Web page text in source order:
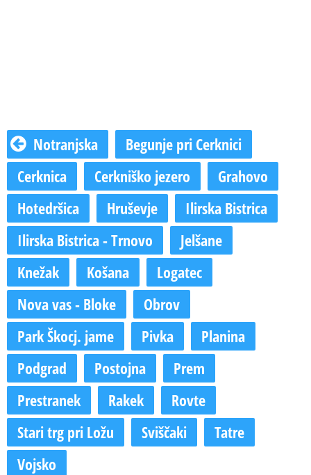
Notranjska
Begunje pri Cerknici
Cerknica
Cerkniško jezero
Grahovo
Hotedršica
Hruševje
Ilirska Bistrica
Ilirska Bistrica - Trnovo
Jelšane
Knežak
Košana
Logatec
Nova vas - Bloke
Obrov
Park Škocj. jame
Pivka
Planina
Podgrad
Postojna
Prem
Prestranek
Rakek
Rovte
Stari trg pri Ložu
Sviščaki
Tatre
Vojsko